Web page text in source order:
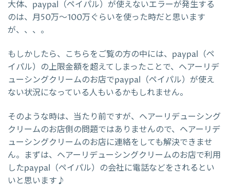
大体、paypal（ペイパル）が使えないエラーが発生する
のは、月50万～100万ぐらいを使った時だと思います
が、、、。
もしかしたら、こちらをご覧の方の中には、paypal（ペ
イパル）の上限金額を超えてしまったことで、ヘアーリデ
ューシングクリームのお店でpaypal（ペイパル）が使え
ない状況になっている人もいるかもしれません。
そのような時は、当たり前ですが、ヘアーリデューシング
クリームのお店側の問題ではありませんので、ヘアーリデ
ューシングクリームのお店に連絡をしても解決できませ
ん。まずは、ヘアーリデューシングクリームのお店で利用
したpaypal（ペイパル）の会社に電話などをされるとい
いと思います♪